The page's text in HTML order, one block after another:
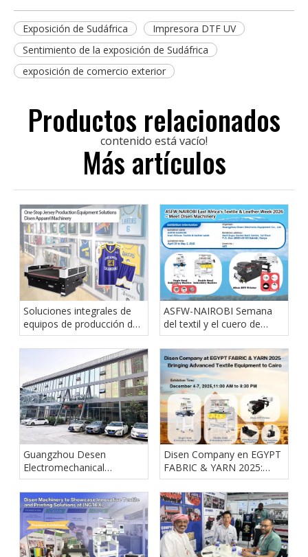
Exposición de Sudáfrica
Impresora DTF UV
Sentimiento de la exposición de Sudáfrica
exposición de comercio exterior
Productos relacionados
contenido está vacío!
Más artículos
Soluciones integrales de
equipos de producción de
Jersey | Maquinaria de
ropa Disen
ASFW-NAIROBI Semana
del textil y el cuero de
África Oriental 2026:
conozca Disen Machinery
Guangzhou Desen
Electromechanical
Equipment Co., Ltd
Disen Company en EGYPT
FABRIC & YARN 2025:
traerá equipos textiles
avanzados a El Cairo